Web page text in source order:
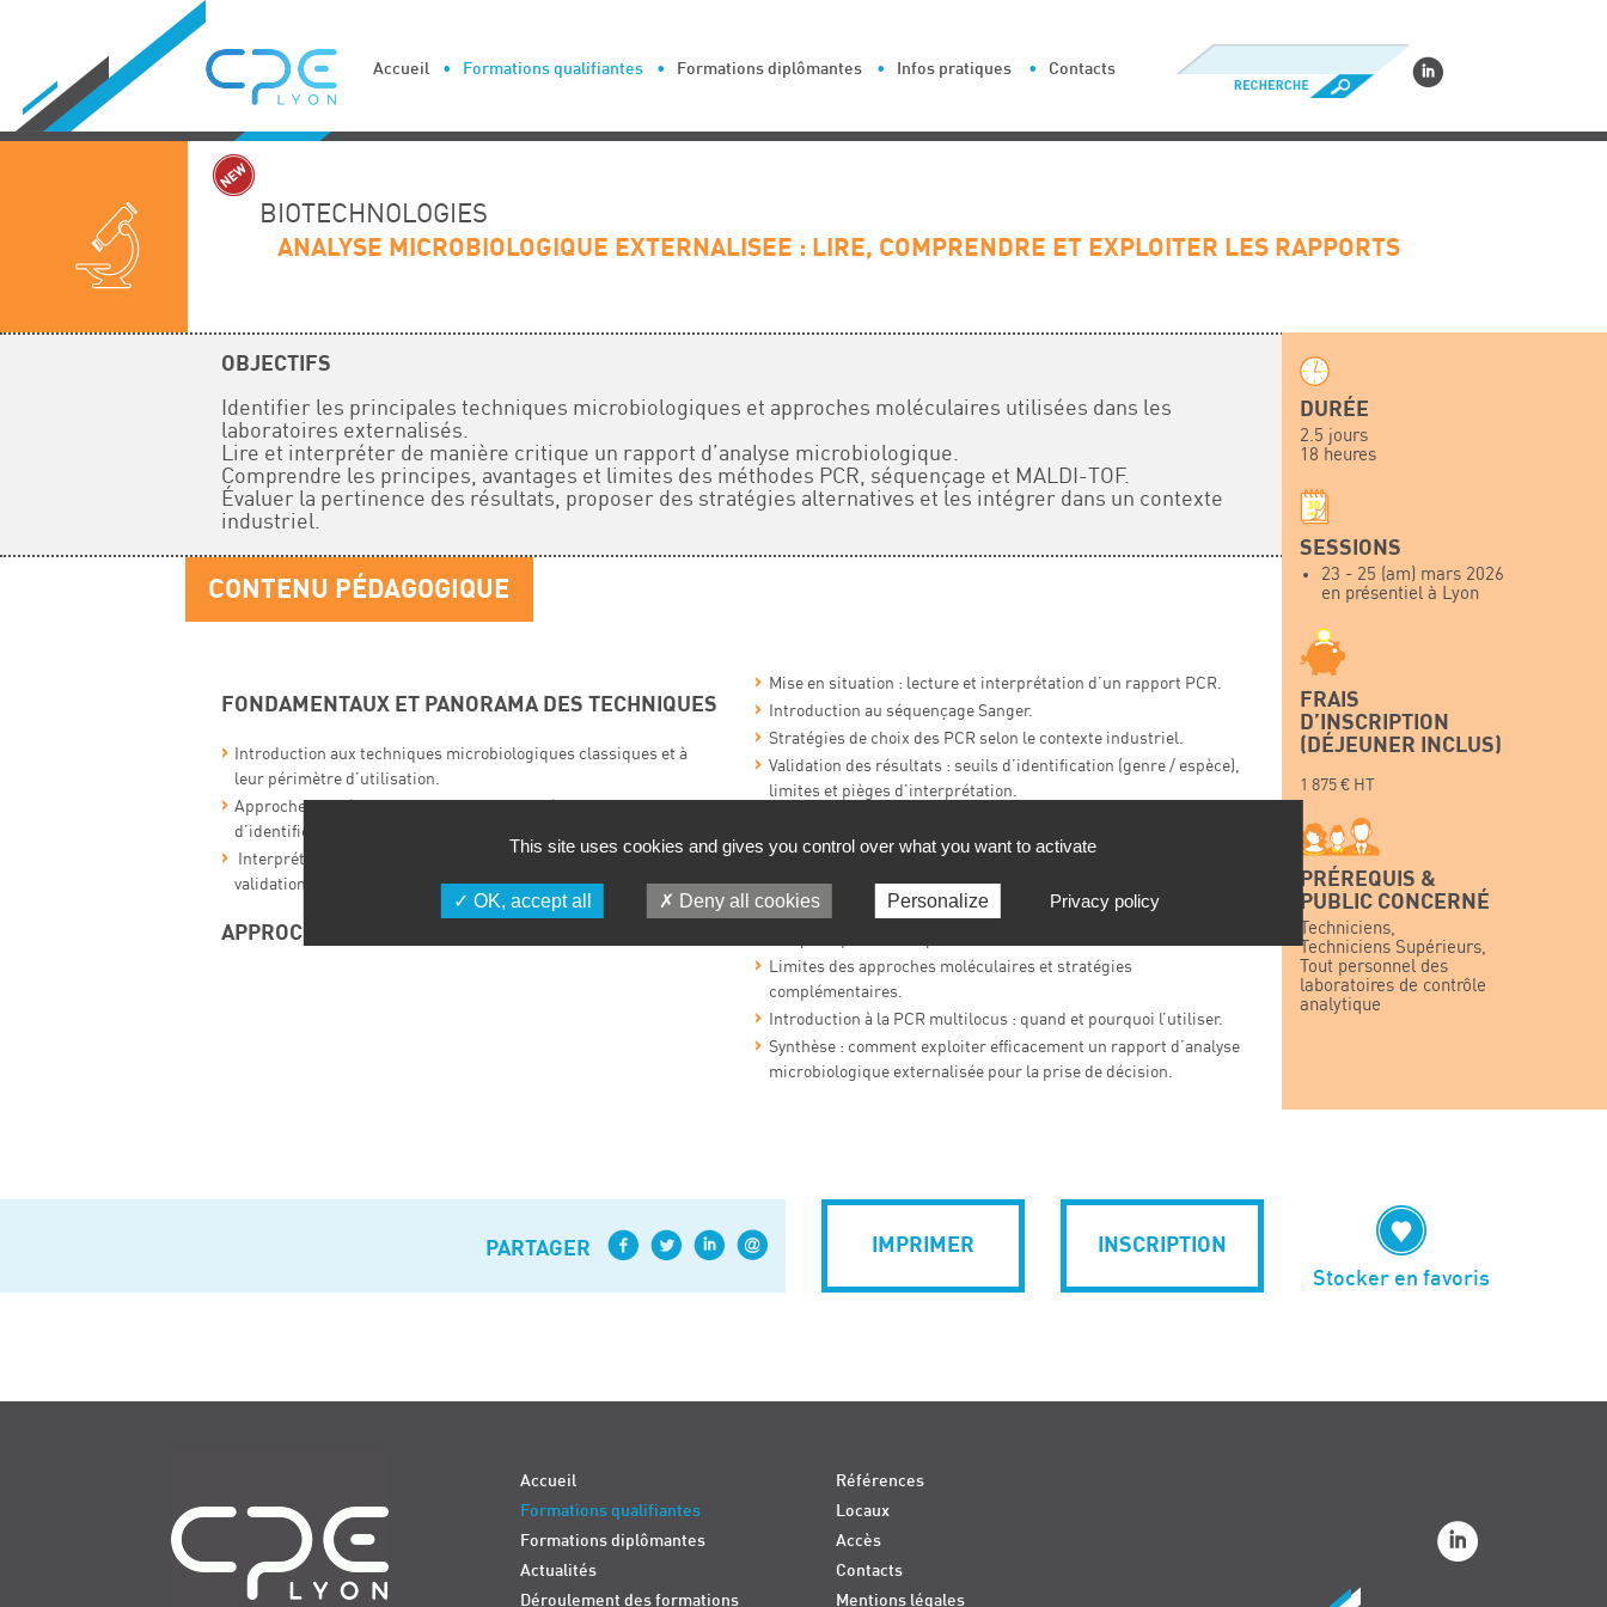
Accueil Formations qualifiantes Formations diplômantes Infos pratiques Contacts
BIOTECHNOLOGIES
ANALYSE MICROBIOLOGIQUE EXTERNALISEE : LIRE, COMPRENDRE ET EXPLOITER LES RAPPORTS
DURÉE
2.5 jours
18 heures
SESSIONS
23 - 25 (am) mars 2026
en présentiel à Lyon
FRAIS
D’INSCRIPTION
(DÉJEUNER INCLUS)
1 875 € HT
PRÉREQUIS &
PUBLIC CONCERNÉ
Techniciens,
Techniciens Supérieurs,
Tout personnel des
laboratoires de contrôle
analytique
OBJECTIFS
Identifier les principales techniques microbiologiques et approches moléculaires utilisées dans les
laboratoires externalisés.
Lire et interpréter de manière critique un rapport d’analyse microbiologique.
Comprendre les principes, avantages et limites des méthodes PCR, séquençage et MALDI-TOF.
Évaluer la pertinence des résultats, proposer des stratégies alternatives et les intégrer dans un contexte
industriel.
CONTENU PÉDAGOGIQUE
FONDAMENTAUX ET PANORAMA DES TECHNIQUES
Introduction aux techniques microbiologiques classiques et à
leur périmètre d’utilisation.
Approches moléculaires : panorama des méthodes actuelles
d’identification microbienne.
Interprétation des résultats : logiques, seuils et critères de
validation.
APPROCHES AVANCÉES ET MISE EN CONTEXTE
Mise en situation : lecture et interprétation d’un rapport PCR.
Introduction au séquençage Sanger.
Stratégies de choix des PCR selon le contexte industriel.
Validation des résultats : seuils d’identification (genre / espèce),
limites et pièges d’interprétation.
ALTERNATIVES
Limites des approches moléculaires et stratégies
complémentaires.
Introduction à la PCR multilocus : quand et pourquoi l’utiliser.
Synthèse : comment exploiter efficacement un rapport d’analyse
microbiologique externalisée pour la prise de décision.
PARTAGER IMPRIMER
INSCRIPTION
Stocker en favoris
Accueil
Formations qualifiantes
Formations diplômantes
Actualités
Déroulement des formations
Références
Locaux
Accès
Contacts
Mentions légales
Cookies management panel
This site uses cookies and gives you control over what you want to activate
OK, accept all Deny all cookies Personalize Privacy policy